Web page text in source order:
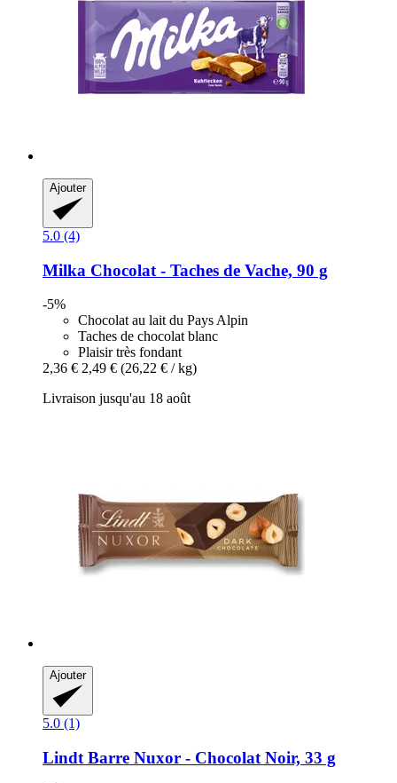
Ajouter
5.0 (4)
Milka Chocolat -​ Taches de Vache, 90 g
-5%
Chocolat au lait du Pays Alpin
Taches de chocolat blanc
Plaisir très fondant
2,36 € 2,49 € (26,22 € / kg)
Livraison jusqu'au 18 août
Ajouter
5.0 (1)
Lindt Barre Nuxor -​ Chocolat Noir, 33 g